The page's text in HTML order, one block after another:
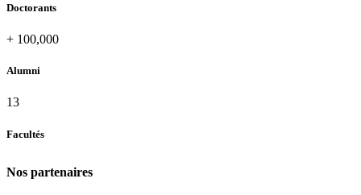
Doctorants
+ 100,000
Alumni
13
Facultés
Nos partenaires